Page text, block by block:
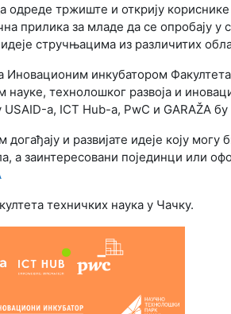
одреде тржиште и открију кориснике
прилика за младе да се опробају у
стручњацима из различитих
Иновационим инкубатором
технолошког развоја и
USAID-а, ICT Hub-a, PwC и GARAŽA
и развијате идеје коју могу
а заинтересовани појединци или
техничких наука у Чачку.